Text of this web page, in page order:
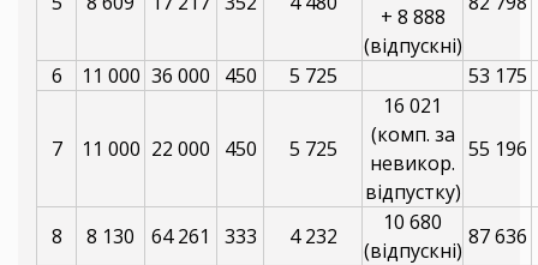
+ 8 888
(відпускні)
6 11 000 36 000 450 5 725 53 175
7 11 000 22 000 450 5 725
16 021
(комп. за
невикор.
відпустку)
55 196
8 8 130 64 261 333 4 232
10 680
(відпускні)
87 636